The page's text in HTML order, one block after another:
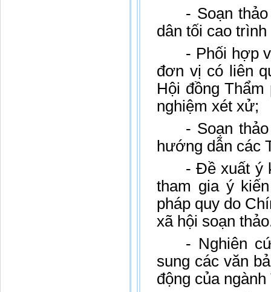
- Soạn
dân tối cao
- Phối hợp
đơn vị có liên
Hội đồng
nghiệm xét xử;
- Soạn
hướng dẫn các
- Đề xuất ý
tham gia ý
pháp quy do
xã hội soạn
- Nghiên
sung các văn
động của